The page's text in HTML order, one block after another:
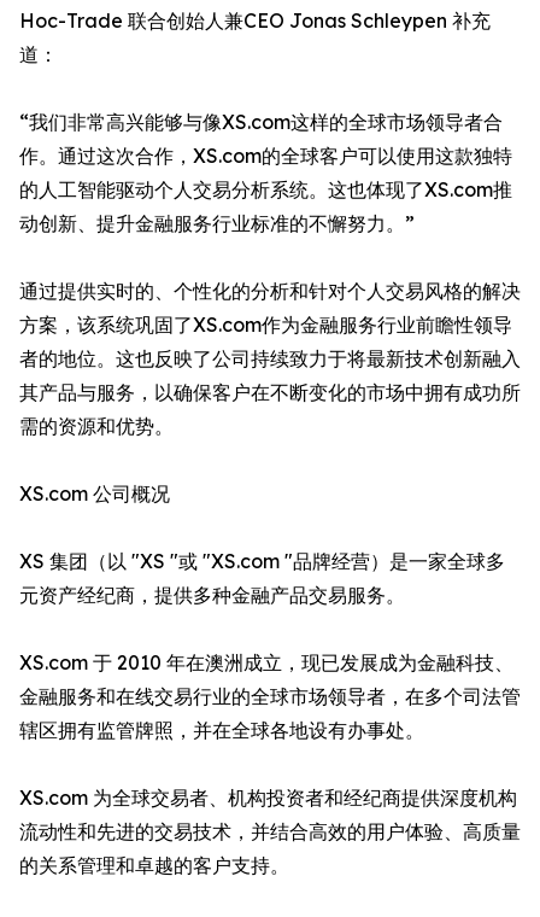
Hoc-Trade 联合创始人兼CEO Jonas Schleypen 补充
道：
“我们非常高兴能够与像XS.com这样的全球市场领导者合
作。通过这次合作，XS.com的全球客户可以使用这款独特
的人工智能驱动个人交易分析系统。这也体现了XS.com推
动创新、提升金融服务行业标准的不懈努力。”
通过提供实时的、个性化的分析和针对个人交易风格的解决
方案，该系统巩固了XS.com作为金融服务行业前瞻性领导
者的地位。这也反映了公司持续致力于将最新技术创新融入
其产品与服务，以确保客户在不断变化的市场中拥有成功所
需的资源和优势。
XS.com 公司概况
XS 集团（以 "XS "或 "XS.com "品牌经营）是一家全球多
元资产经纪商，提供多种金融产品交易服务。
XS.com 于 2010 年在澳洲成立，现已发展成为金融科技、
金融服务和在线交易行业的全球市场领导者，在多个司法管
辖区拥有监管牌照，并在全球各地设有办事处。
XS.com 为全球交易者、机构投资者和经纪商提供深度机构
流动性和先进的交易技术，并结合高效的用户体验、高质量
的关系管理和卓越的客户支持。